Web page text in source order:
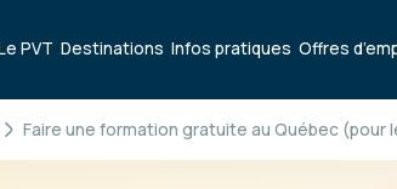
PVT Destinations Infos pratiques Offres
Faire une formation gratuite au Québec (pour